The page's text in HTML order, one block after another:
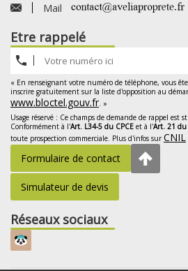
Mail
Etre rappelé
« En renseignant votre numéro de téléphone, vous
inscrire gratuitement sur la liste d'opposition au
www.bloctel.gouv.fr . »
Usage réservé : Ce champs de demande de rappel est
Conformément à l'Art. L34-5 du CPCE et à l'Art. 21 du
toute prospection commerciale. Plus d'infos surCNIL
Formulaire de contact
Simulateur de devis
Réseaux sociaux